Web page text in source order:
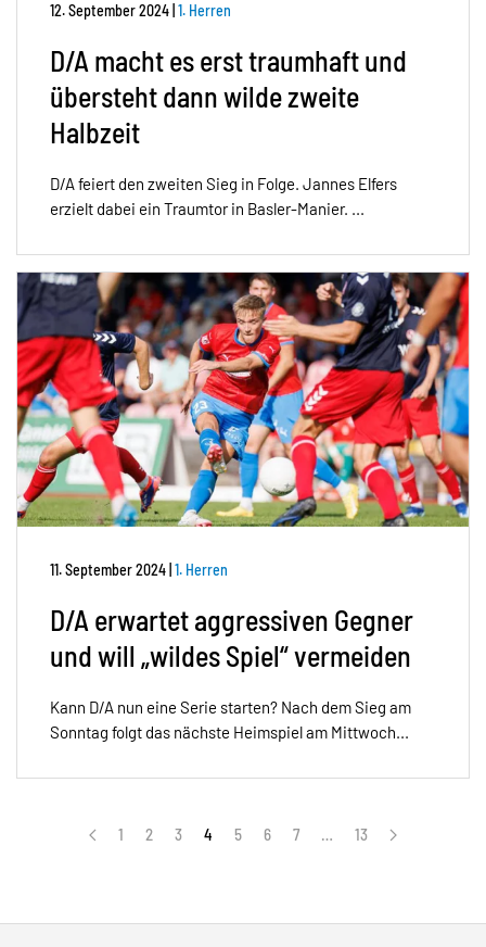
12. September 2024 1. Herren
D/A macht es erst traumhaft und
übersteht dann wilde zweite
Halbzeit
D/A feiert den zweiten Sieg in Folge. Jannes Elfers
erzielt dabei ein Traumtor in Basler-Manier. ...
11. September 2024 1. Herren
D/A erwartet aggressiven Gegner
und will „wildes Spiel“ vermeiden
Kann D/A nun eine Serie starten? Nach dem Sieg am
Sonntag folgt das nächste Heimspiel am Mittwoch...
1 2 3 4 5 6 7 … 13